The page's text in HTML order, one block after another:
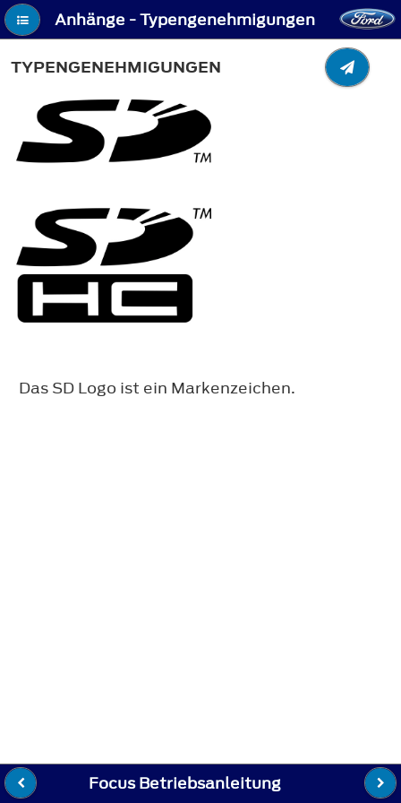
Anhänge - Typengenehmigungen
TYPENGENEHMIGUNGEN
Das SD Logo ist ein Markenzeichen.
Focus Betriebsanleitung